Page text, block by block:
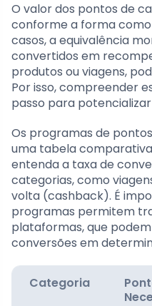
O valor dos pontos de
conforme a forma como
casos, a equivalência
convertidos em
produtos ou viagens,
Por isso, compreender
passo para potencializar
Os programas de
uma tabela
entenda a taxa de
categorias, como
volta (cashback). É
programas permitem
plataformas, que
conversões em
Categoria